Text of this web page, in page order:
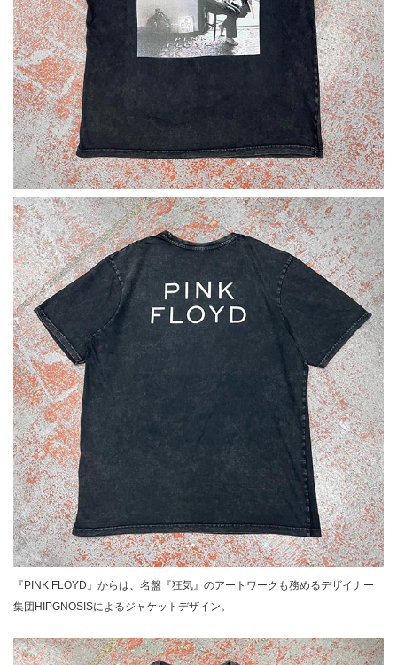
『PINK FLOYD』からは、名盤『狂気』のアートワークも務めるデザイナー
集団HIPGNOSISによるジャケットデザイン。